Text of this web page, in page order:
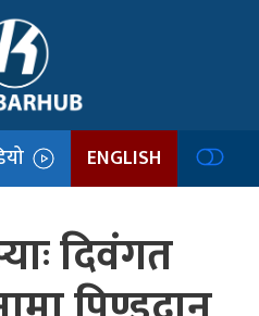
ENGLISH
दिवंगत